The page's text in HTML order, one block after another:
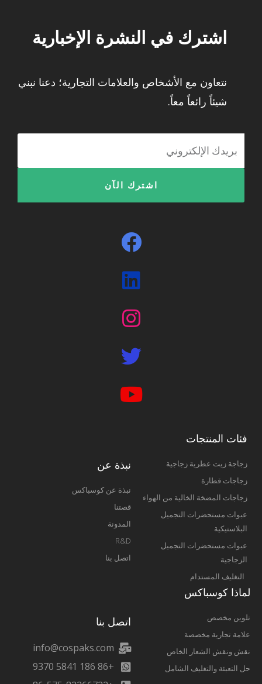
اشترك في النشرة الإخبارية
نتعاون مع الأشخاص والعلامات التجارية؛ دعنا نبني
شيئاً رائعاً معاً.
الإلكتروني
اشترك الآن
فئات المنتجات
زجاجة زيت عطرية زجاجية
زجاجات قطارة
زجاجات المضخة الخالية من الهواء
عبوات مستحضرات التجميل
البلاستيكية
عبوات مستحضرات التجميل
الزجاجية
التغليف المستدام
نبذة عن
نبذة عن كوسباكس
قصتنا
المدونة
R&D
اتصل بنا
لماذا كوسباكس
تلوين مخصص
علامة تجارية مخصصة
نقش ونقش الشعار الخاص
حل التعبئة والتغليف الشامل
اتصل بنا
info@cospaks.com
+86 186 5841 9370